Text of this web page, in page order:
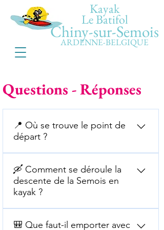
Kayak
Le Batifol
Chiny-sur-Semois
ARDENNE-BELGIQUE
Questions - Réponses
📍 Où se trouve le point de
départ ?
Chiny, au Pont Saint-Nicolas n°1, B-
6810 Chiny, juste à l’entrée du
camping Le Canada 🏕️. 👉 Pour plus
de facilité, suivez les panneaux de
signalisation indiquant le Camping
🛶 Comment se déroule la
descente de la Semois en
kayak ?
Embarquez facilement au Pont Saint-
🎒 Que faut-il emporter avec